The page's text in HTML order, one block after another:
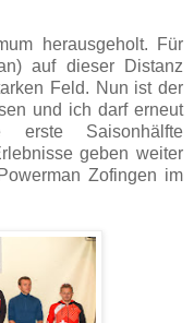
herausgeholt. Für
auf dieser Distanz
Feld. Nun ist der
und ich darf erneut
erste Saisonhälfte
geben weiter
Zofingen im